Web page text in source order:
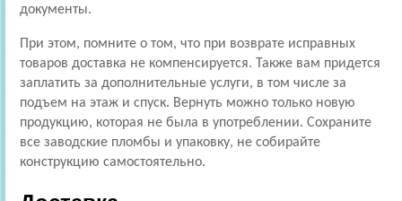
документы.
При этом, помните о том, что при возврате исправных
товаров доставка не компенсируется. Также вам придется
заплатить за дополнительные услуги, в том числе за
подъем на этаж и спуск. Вернуть можно только новую
продукцию, которая не была в употреблении. Сохраните
все заводские пломбы и упаковку, не собирайте
конструкцию самостоятельно.